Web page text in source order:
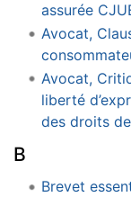
assurée
Avocat,
Avocat,
liberté
des droits de
B
Brevet